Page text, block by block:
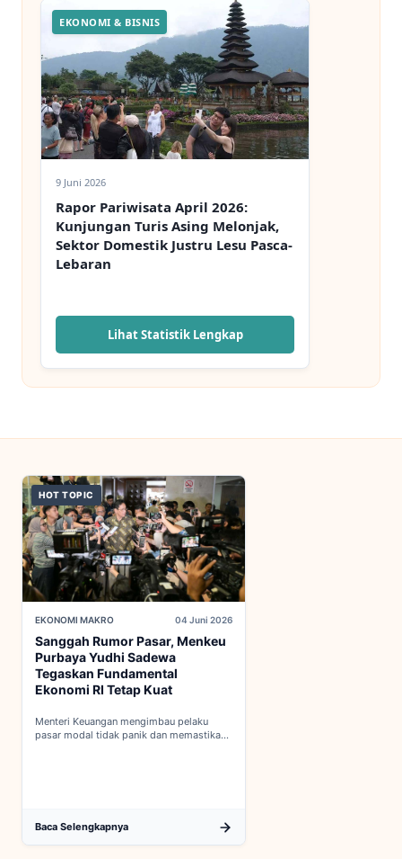
EKONOMI & BISNIS
9 Juni 2026
Rapor Pariwisata April 2026:
Kunjungan Turis Asing Melonjak,
Sektor Domestik Justru Lesu Pasca-
Lebaran
Lihat Statistik Lengkap
HOT TOPIC
EKONOMI MAKRO 04 Juni 2026
Sanggah Rumor Pasar, Menkeu
Purbaya Yudhi Sadewa
Tegaskan Fundamental
Ekonomi RI Tetap Kuat
Menteri Keuangan mengimbau pelaku
pasar modal tidak panik dan memastikan
Baca Selengkapnya